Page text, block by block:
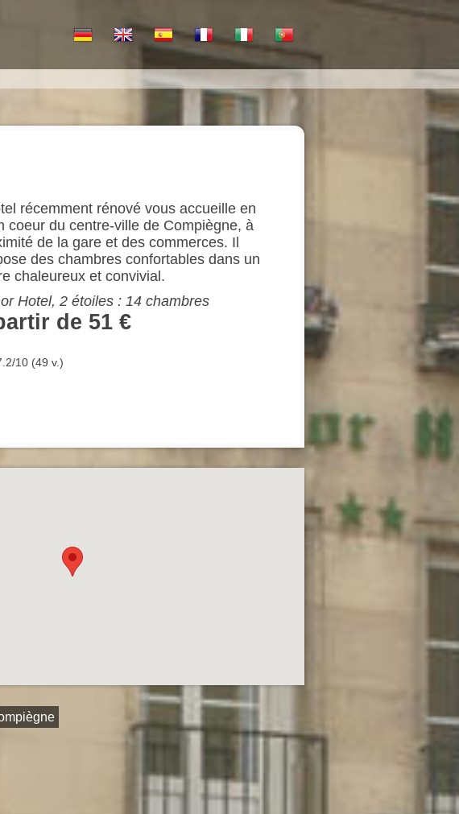
récemment rénové vous accueille en
coeur du centre-ville de Compiègne, à
de la gare et des commerces. Il
des chambres confortables dans un
chaleureux et convivial.
Hotel, 2 étoiles : 14 chambres
de 51 €
/10 (49 v.)